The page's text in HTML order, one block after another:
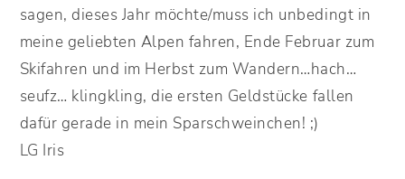
sagen, dieses Jahr möchte/muss ich unbedingt in
meine geliebten Alpen fahren, Ende Februar zum
Skifahren und im Herbst zum Wandern…hach…
seufz… klingkling, die ersten Geldstücke fallen
dafür gerade in mein Sparschweinchen! ;)
LG Iris